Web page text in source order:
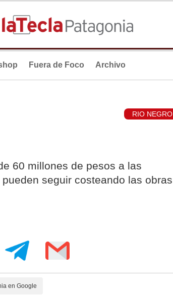
Fuera de Foco Archivo
RIO NEGRO
60 millones de pesos a las
seguir costeando las obras
en Google